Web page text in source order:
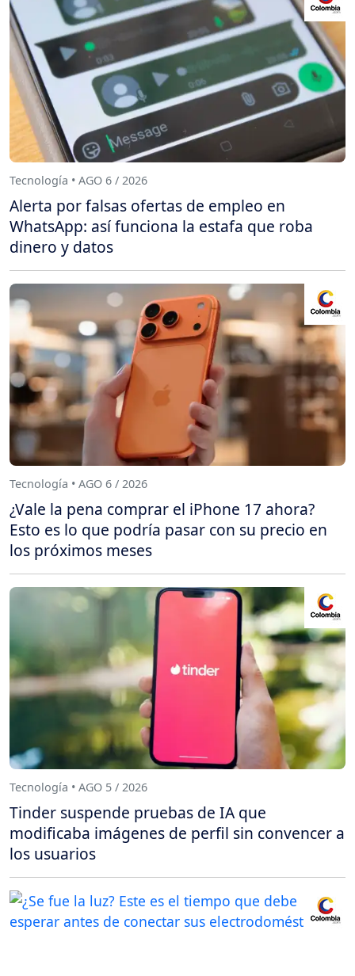
Tecnología • AGO 6 / 2026
Alerta por falsas ofertas de empleo en
WhatsApp: así funciona la estafa que roba
dinero y datos
Tecnología • AGO 6 / 2026
¿Vale la pena comprar el iPhone 17 ahora?
Esto es lo que podría pasar con su precio en
los próximos meses
Tecnología • AGO 5 / 2026
Tinder suspende pruebas de IA que
modificaba imágenes de perfil sin convencer a
los usuarios